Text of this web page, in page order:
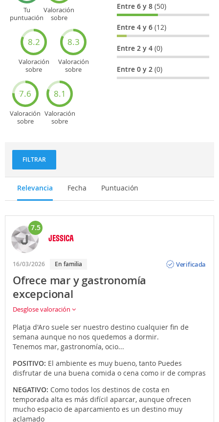
Tu
puntuación
Valoración
sobre
8.2
Valoración
sobre
8.3
Valoración
sobre
turísticos
7.6
Valoración
sobre
8.1
Valoración
sobre
Entre 6 y 8(50)
Entre 4 y 6(12)
Entre 2 y 4(0)
Entre 0 y 2(0)
FILTRAR
Relevancia Fecha Puntuación
7.5
JESSICA
16/03/2026 En familia
Verificada
Ofrece mar y gastronomía
excepcional
Desglose valoración
Platja d'Aro suele ser nuestro destino cualquier fin de
semana aunque no nos quedemos a dormir.
Tenemos mar, gastronomía, ocio...
POSITIVO: El ambiente es muy bueno, tanto Puedes
disfrutar de una buena comida o cena como ir de compras
NEGATIVO: Como todos los destinos de costa en
temporada alta es más difícil aparcar, aunque ofrecen
mucho espacio de aparcamiento es un destino muy
aclamado